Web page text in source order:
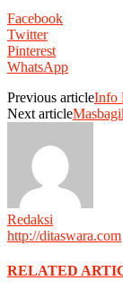
Facebook
Twitter
Pinterest
WhatsApp
Previous articleInfo
Next article
Redaksi
http://ditaswara.com
RELATED